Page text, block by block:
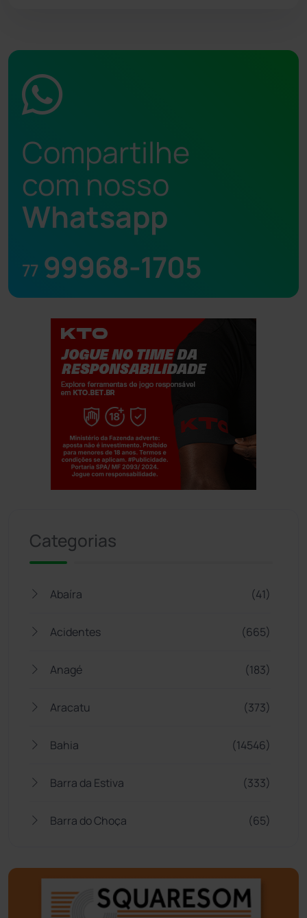
Compartilhe
com nosso
Whatsapp
77 99968-1705
Categorias
Abaíra (41)
Acidentes (665)
Anagé (183)
Aracatu (373)
Bahia (14546)
Barra da Estiva (333)
Barra do Choça (65)
Bom Jesus da Lapa (509)